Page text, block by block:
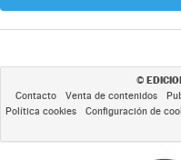
©
Contacto Venta de contenidos
Política cookies
Configuración de